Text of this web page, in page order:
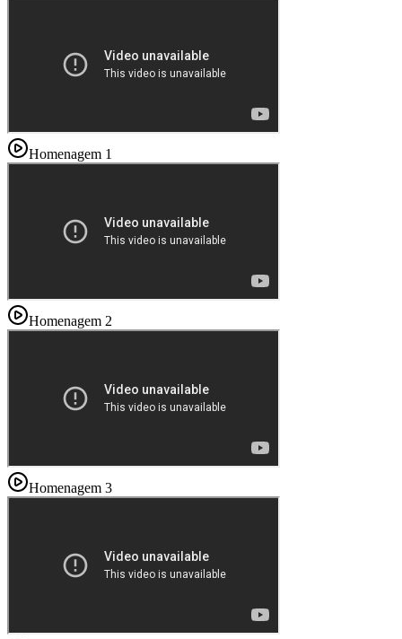
Homenagem 1
Homenagem 2
Homenagem 3